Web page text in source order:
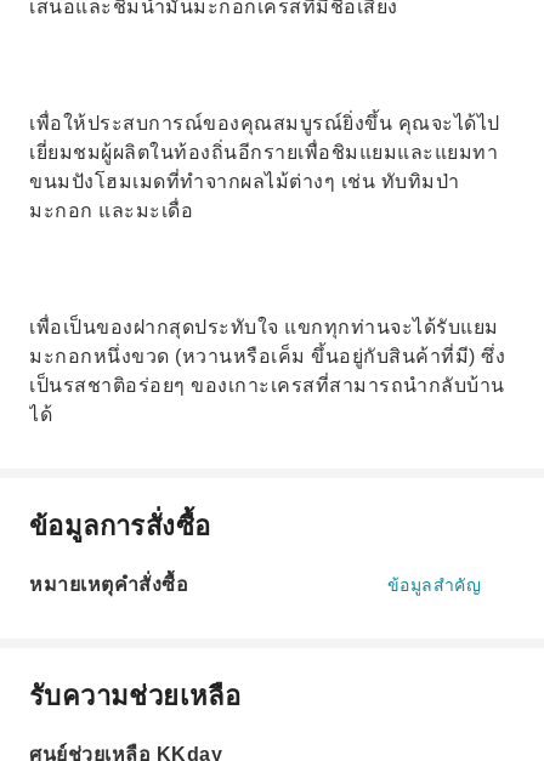
เสนอและชิมน้ำมันมะกอกเครสที่มีชื่อเสียง
เพื่อให้ประสบการณ์ของคุณสมบูรณ์ยิ่งขึ้น คุณจะได้ไป
เยี่ยมชมผู้ผลิตในท้องถิ่นอีกรายเพื่อชิมแยมและแยมทา
ขนมปังโฮมเมดที่ทำจากผลไม้ต่างๆ เช่น ทับทิมป่า
มะกอก และมะเดื่อ
เพื่อเป็นของฝากสุดประทับใจ แขกทุกท่านจะได้รับแยม
มะกอกหนึ่งขวด (หวานหรือเค็ม ขึ้นอยู่กับสินค้าที่มี) ซึ่ง
เป็นรสชาติอร่อยๆ ของเกาะเครสที่สามารถนำกลับบ้าน
ได้
ข้อมูลการสั่งซื้อ
หมายเหตุคำสั่งซื้อ ข้อมูลสำคัญ
รับความช่วยเหลือ
ศูนย์ช่วยเหลือ KKday